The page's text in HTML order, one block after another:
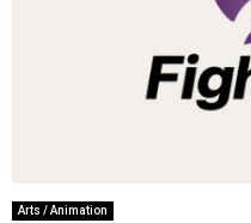
Arts / Animation